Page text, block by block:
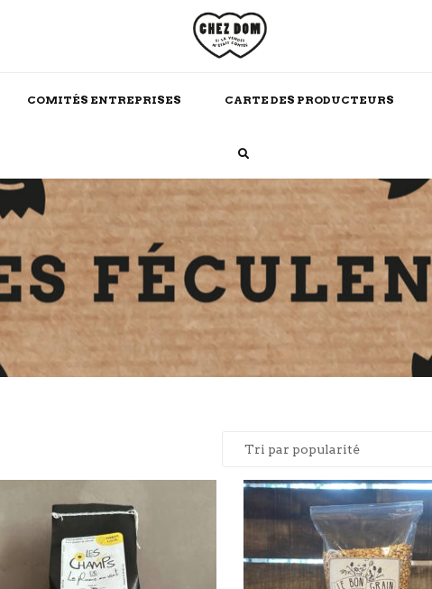
Boissons Chaudes
Alcool
Maison
COMITÉS ENTREPRISES CARTE DES PRODUCTEURS